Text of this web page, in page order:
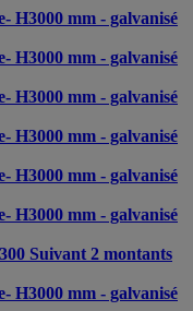
H3000 mm - galvanisé
H3000 mm - galvanisé
H3000 mm - galvanisé
H3000 mm - galvanisé
H3000 mm - galvanisé
H3000 mm - galvanisé
Suivant 2 montants
H3000 mm - galvanisé